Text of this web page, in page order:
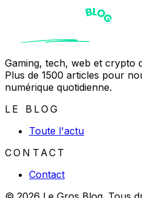
Gaming, tech, web et crypto
Plus de 1500 articles pour
numérique quotidienne.
LE BLOG
Toute l'actu
CONTACT
Contact